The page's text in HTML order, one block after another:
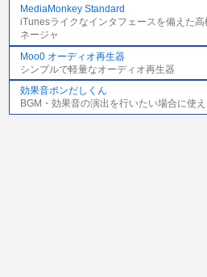
MediaMonkey Standard
iTunesライクなインタフェースを備えた
ネージャ
Moo0 オーディオ再生器
シンプルで軽量なオーディオ再生器
効果音ポンだしくん
BGM・効果音の演出を行いたい場合に使